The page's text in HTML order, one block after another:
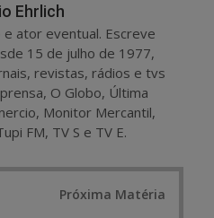
Ehrlich
e ator eventual. Escreve
15 de julho de 1977,
revistas, rádios e tvs
O Globo, Última
Monitor Mercantil,
FM, TV S e TV E.
Próxima Matéria